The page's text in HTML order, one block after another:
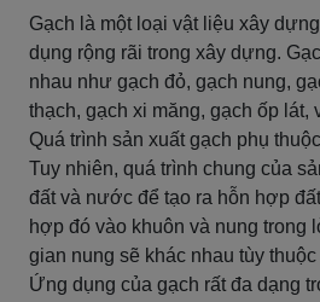
Gạch là một loại vật liệu xây
dụng rộng rãi trong xây dựng.
nhau như gạch đỏ, gạch nung,
thạch, gạch xi măng, gạch ốp lát,
Quá trình sản xuất gạch phụ
Tuy nhiên, quá trình chung của
đất và nước để tạo ra hỗn hợp
hợp đó vào khuôn và nung trong
gian nung sẽ khác nhau tùy
Ứng dụng của gạch rất đa dạng